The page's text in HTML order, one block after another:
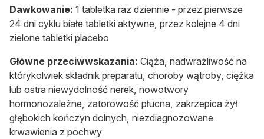
Dawkowanie: 1 tabletka raz dziennie - przez pierwsze
24 dni cyklu białe tabletki aktywne, przez kolejne 4 dni
zielone tabletki placebo
Główne przeciwwskazania: Ciąża, nadwrażliwość na
którykolwiek składnik preparatu, choroby wątroby, ciężka
lub ostra niewydolność nerek, nowotwory
hormonozależne, zatorowość płucna, zakrzepica żył
głębokich kończyn dolnych, niezdiagnozowane
krwawienia z pochwy